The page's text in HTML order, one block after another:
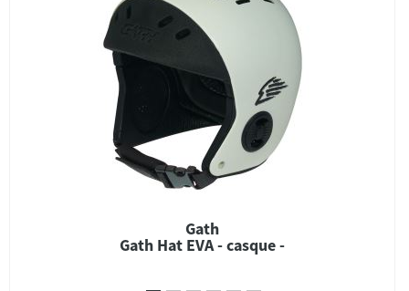
Gath
Gath Hat EVA - casque -